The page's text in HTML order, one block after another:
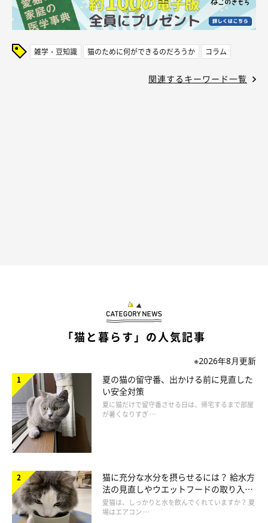
雑学・豆知識 猫のために何ができるのだろうか コラム
関連するキーワード一覧
「猫と暮らす」の人気記事
※2026年8月更新
夏の猫の留守番、出かける前に見直した
い安全対策
夏に猫だけで留守番させる日は、帰宅するまで部屋
が暑くなりすぎ …
猫に充分な水分を摂らせるには？ 給水方
法の見直しやウエットフードの取り入れ
方を解説
愛猫は、しっかりと水を飲んでくれていますか？ 夏
場はエアコン …